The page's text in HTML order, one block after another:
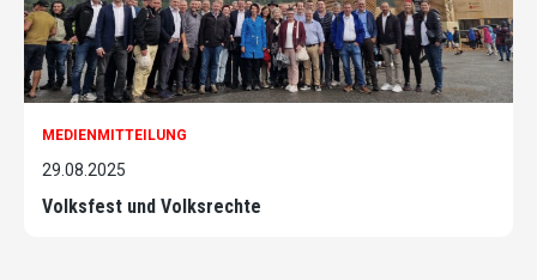
MEDIENMITTEILUNG
29.08.2025
Volksfest und Volksrechte